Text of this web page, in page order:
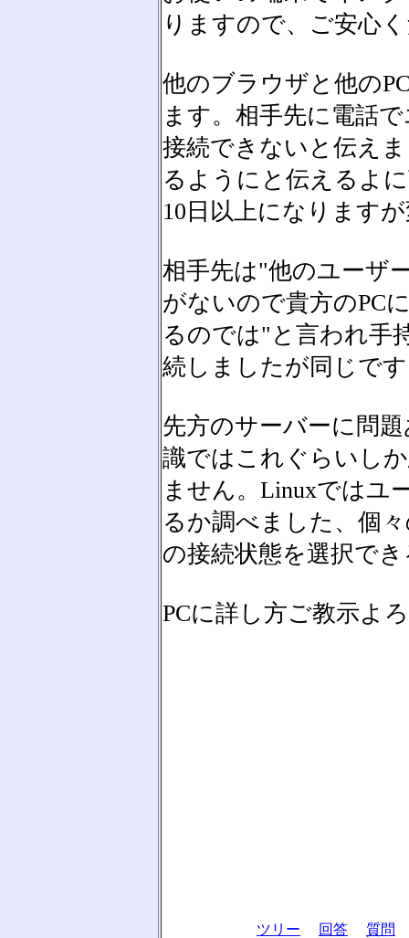
りますので、ご安心
他のブラウザと他の
ます。相手先に電話
接続できないと伝え
るようにと伝えるよ
10日以上になります
相手先は"他のユーザ
がないので貴方のPC
るのでは"と言われ手
続しましたが同じで
先方のサーバーに問
識ではこれぐらいし
ません。Linuxではユ
るか調べました、個
の接続状態を選択で
PCに詳し方ご教示よ
ツリー 回答 質問